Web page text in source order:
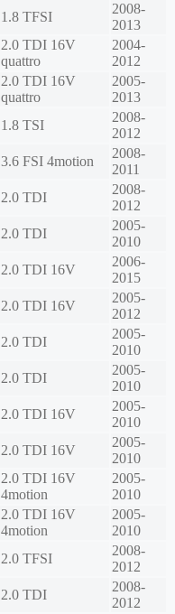
1.8 TFSI
2008-
2013
2.0 TDI 16V
quattro
2004-
2012
2.0 TDI 16V
quattro
2005-
2013
1.8 TSI
2008-
2012
3.6 FSI 4motion
2008-
2011
2.0 TDI
2008-
2012
2.0 TDI
2005-
2010
2.0 TDI 16V
2006-
2015
2.0 TDI 16V
2005-
2012
2.0 TDI
2005-
2010
2.0 TDI
2005-
2010
2.0 TDI 16V
2005-
2010
2.0 TDI 16V
2005-
2010
2.0 TDI 16V
4motion
2005-
2010
2.0 TDI 16V
4motion
2005-
2010
2.0 TFSI
2008-
2012
2.0 TDI
2008-
2012